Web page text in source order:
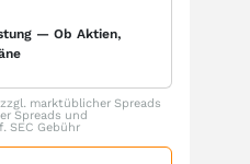
— Ob Aktien,
marktüblicher Spreads
Spreads und
SEC Gebühr